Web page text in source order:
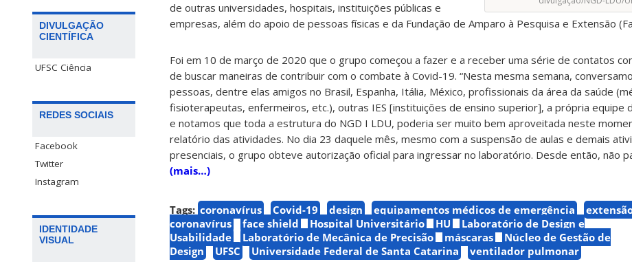
DIVULGAÇÃO
CIENTÍFICA
UFSC Ciência
REDES SOCIAIS
Facebook
Twitter
Instagram
IDENTIDADE
VISUAL
de outras universidades, hospitais, instituições públicas e
empresas, além do apoio de pessoas físicas e da Fundação de Amparo à Pesquisa e Extensão
Foi em 10 de março de 2020 que o grupo começou a fazer e a receber uma série de contatos
de buscar maneiras de contribuir com o combate à Covid-19. “Nesta mesma semana,
pessoas, dentre elas amigos no Brasil, Espanha, Itália, México, profissionais da área da saúde
fisioterapeutas, enfermeiros, etc.), outras IES [instituições de ensino superior], a própria equipe
e notamos que toda a estrutura do NGD I LDU, poderia ser muito bem aproveitada neste
relatório das atividades. No dia 23 daquele mês, mesmo com a suspensão de aulas e demais
presenciais, o grupo obteve autorização oficial para ingressar no laboratório. Desde então, não
(mais…)
Tags: coronavírus Covid-19 design equipamentos médicos de emergência
coronavírus
face shield Hospital Universitário HU
Laboratório de Design e
Usabilidade
Laboratório de Mecânica de Precisão máscaras
Núcleo de Gestão de
Design
UFSC Universidade Federal de Santa Catarina ventilador pulmonar